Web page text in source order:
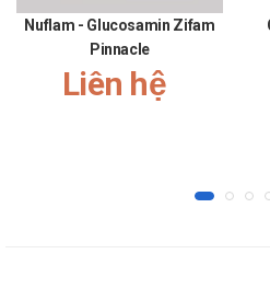
Hệ thống miễn dịch: Quá
Tiêu hóa: Đầy hơi, táo bón,
Hệ thống miễn dịch: Đã có
Nuflam - Glucosamin Zifam
Pinnacle
Liên hệ